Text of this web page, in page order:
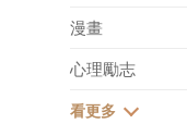
漫畫
心理勵志